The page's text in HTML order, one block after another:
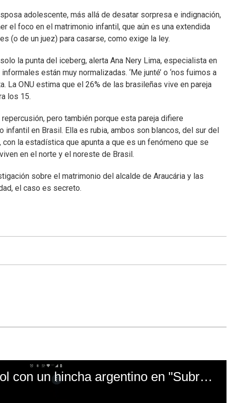
adolescente, más allá de desatar sorpresa e indignación,
el foco en el matrimonio infantil, que aún es una extendida
(o de un juez) para casarse, como exige la ley.
la punta del iceberg, alerta Ana Nery Lima, especialista en
están muy normalizadas. ‘Me junté’ o ‘nos fuimos a
La ONU estima que el 26% de las brasileñas vive en pareja
los 15.
pero también porque esta pareja difiere
en Brasil. Ella es rubia, ambos son blancos, del sur del
la estadística que apunta a que es un fenómeno que se
en el norte y el noreste de Brasil.
sobre el matrimonio del alcalde de Araucária y las
el caso es secreto.
El mal momento de Yanina Gasañol con un hincha argentino en "Subrayado"